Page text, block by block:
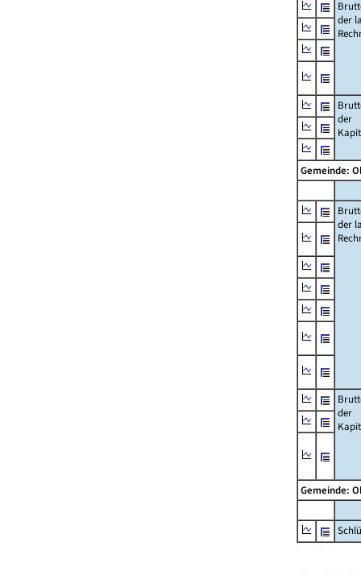
der
der
Gemeinde:
der
der
Gemeinde: